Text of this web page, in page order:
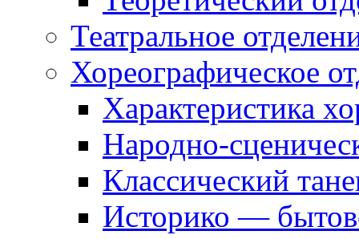
Театральное
Хореографическое
Характеристика
Народно-
Классический
Историко —